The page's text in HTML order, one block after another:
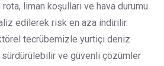
liman koşulları ve hava durumu
edilerek risk en aza indirilir.
tecrübemizle yurtiçi deniz
sürdürülebilir ve güvenli çözümler